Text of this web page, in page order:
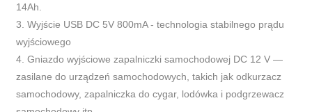
14Ah.
3. Wyjście USB DC 5V 800mA - technologia stabilnego prądu
wyjściowego
4. Gniazdo wyjściowe zapalniczki samochodowej DC 12 V —
zasilane do urządzeń samochodowych, takich jak odkurzacz
samochodowy, zapalniczka do cygar, lodówka i podgrzewacz